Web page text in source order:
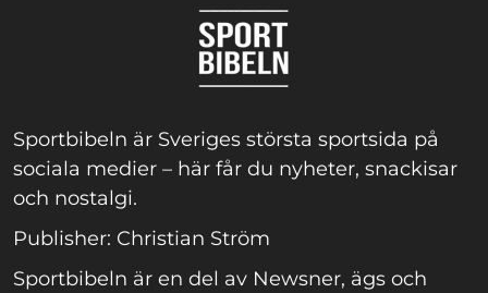
Sportbibeln är Sveriges största sportsida på
sociala medier – här får du nyheter, snackisar
och nostalgi.
Publisher: Christian Ström
Sportbibeln är en del av Newsner, ägs och